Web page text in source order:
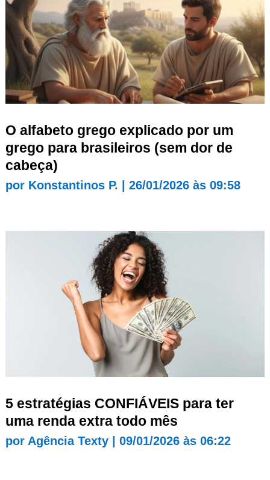
O alfabeto grego explicado por um
grego para brasileiros (sem dor de
cabeça)
por Konstantinos P. 26/01/2026 às 09:58
5 estratégias CONFIÁVEIS para ter
uma renda extra todo mês
por Agência Texty| 09/01/2026 às 06:22